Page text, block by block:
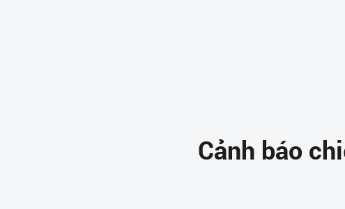
Cảnh báo